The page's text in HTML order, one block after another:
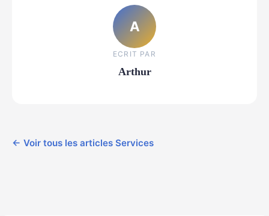
A
ECRIT PAR
Arthur
← Voir tous les articles Services